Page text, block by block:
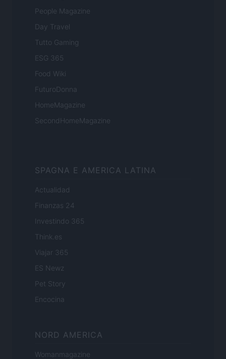
People Magazine
Day Travel
Tutto Gaming
ESG 365
Food Wiki
FuturoDonna
HomeMagazine
SecondHomeMagazine
SPAGNA E AMERICA LATINA
Actualidad
Finanzas 24
Investindo 365
Think.es
Viajar 365
ES Newz
Pet Story
Encocina
NORD AMERICA
Womanmagazine